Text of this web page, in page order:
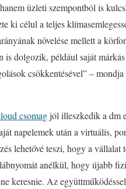
üzleti szempontból is
ki célul a teljes
növelése mellett a
is dolgozik, például saját
csökkentésével” –
csomagjól illeszkedik a dm
napelemek után a virtuális,
lehetővé teszi, hogy a vállalat
anélkül, hogy újabb
keresnie. Az